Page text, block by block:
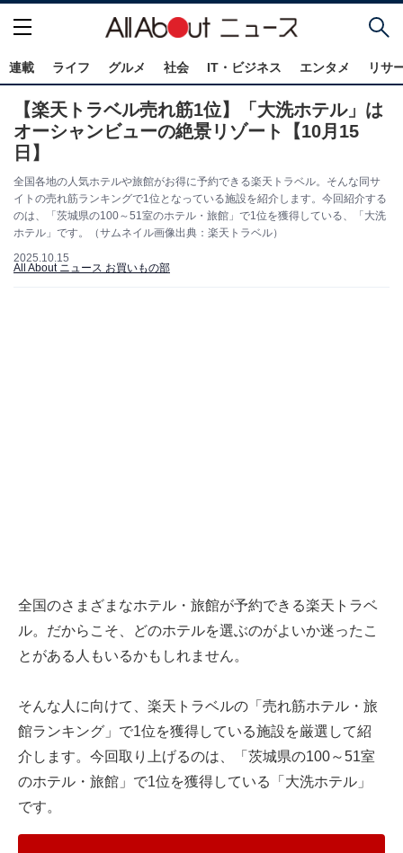
連載 ライフ グルメ 社会 IT・ビジネス エンタメ リサ
【楽天トラベル売れ筋1位】「大洗ホテル」は
オーシャンビューの絶景リゾート【10月15
日】
全国各地の人気ホテルや旅館がお得に予約できる楽天トラベル。そんな同サ
イトの売れ筋ランキングで1位となっている施設を紹介します。今回紹介する
のは、「茨城県の100～51室のホテル・旅館」で1位を獲得している、「大洗
ホテル」です。（サムネイル画像出典：楽天トラベル）
2025.10.15
All About ニュース お買いもの部
全国のさまざまなホテル・旅館が予約できる楽天トラベ
ル。だからこそ、どのホテルを選ぶのがよいか迷ったこ
とがある人もいるかもしれません。
そんな人に向けて、楽天トラベルの「売れ筋ホテル・旅
館ランキング」で1位を獲得している施設を厳選して紹
介します。今回取り上げるのは、「茨城県の100～51室
のホテル・旅館」で1位を獲得している「大洗ホテル」
です。